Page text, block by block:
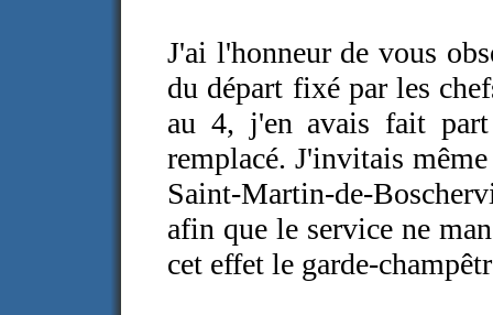
J'ai l'honneur de vous
du départ fixé par les
au 4, j'en avais fait
remplacé. J'invitais
Saint-Martin-de-
afin que le service ne
cet effet le garde-